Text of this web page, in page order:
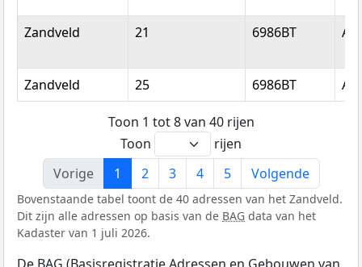
Zandveld 21 6986BT
Zandveld 25 6986BT
Toon 1 tot 8 van 40 rijen
Toon
rijen
Vorige
1 2 3 4 5 Volgende
Bovenstaande tabel toont de 40 adressen van het Zandveld.
Dit zijn alle adressen op basis van de BAG data van het
Kadaster van 1 juli 2026.